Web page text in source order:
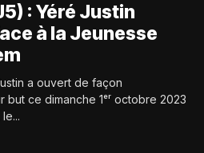
: Yéré Justin
à la Jeunesse
a ouvert de façon
ce dimanche 1ᵉʳ octobre 2023